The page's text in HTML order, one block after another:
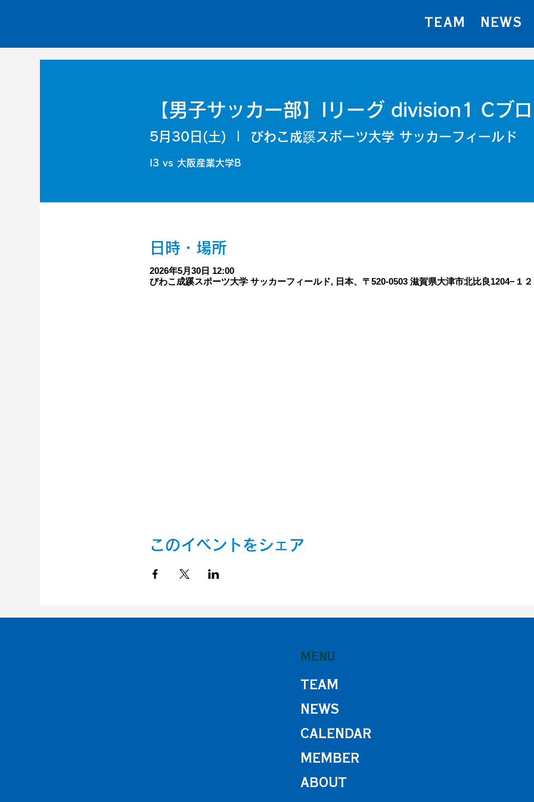
TEAM NEWS
【男子サッカー部】Iリーグ division1 Cブ
5月30日(土) びわこ成蹊スポーツ大学 サッカーフィールド
I3 vs 大阪産業大学B
日時・場所
2026年5月30日 12:00
びわこ成蹊スポーツ大学 サッカーフィールド, 日本、〒520-0503 滋賀県大津市北比良1204−１
このイベントをシェア
MENU
TEAM
NEWS
CALENDAR
MEMBER
ABOUT